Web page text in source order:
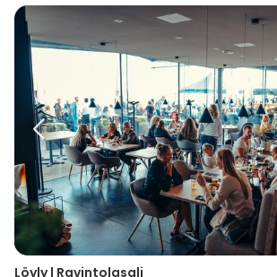
Löyly | Ravintolasali